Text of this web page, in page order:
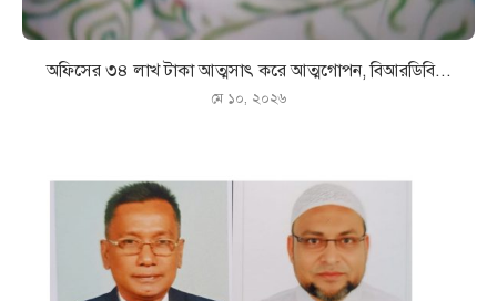
অফিসের ৩৪ লাখ টাকা আত্মসাৎ করে আত্মগোপন, বিআরডিবি...
মে ১০, ২০২৬